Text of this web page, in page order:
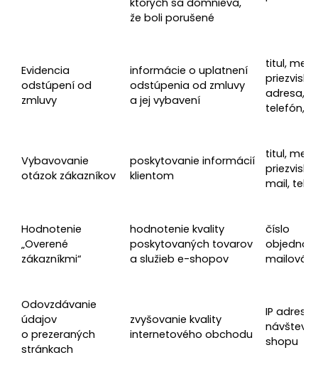
ktorých sa domnieva,
že boli porušené
Evidencia
odstúpení od
zmluvy
informácie o uplatnení
odstúpenia od zmluvy
a jej vybavení
titul,
priezvisko,
adresa,
telefón,
Vybavovanie
otázok zákazníkov
poskytovanie informácií
klientom
titul,
mail,
Hodnotenie
„Overené
zákazníkmi“
hodnotenie kvality
poskytovaných tovarov
a služieb e-shopov
číslo
mailová
Odovzdávanie
údajov
o prezeraných
stránkach
zvyšovanie kvality
internetového obchodu
IP adresa
shopu